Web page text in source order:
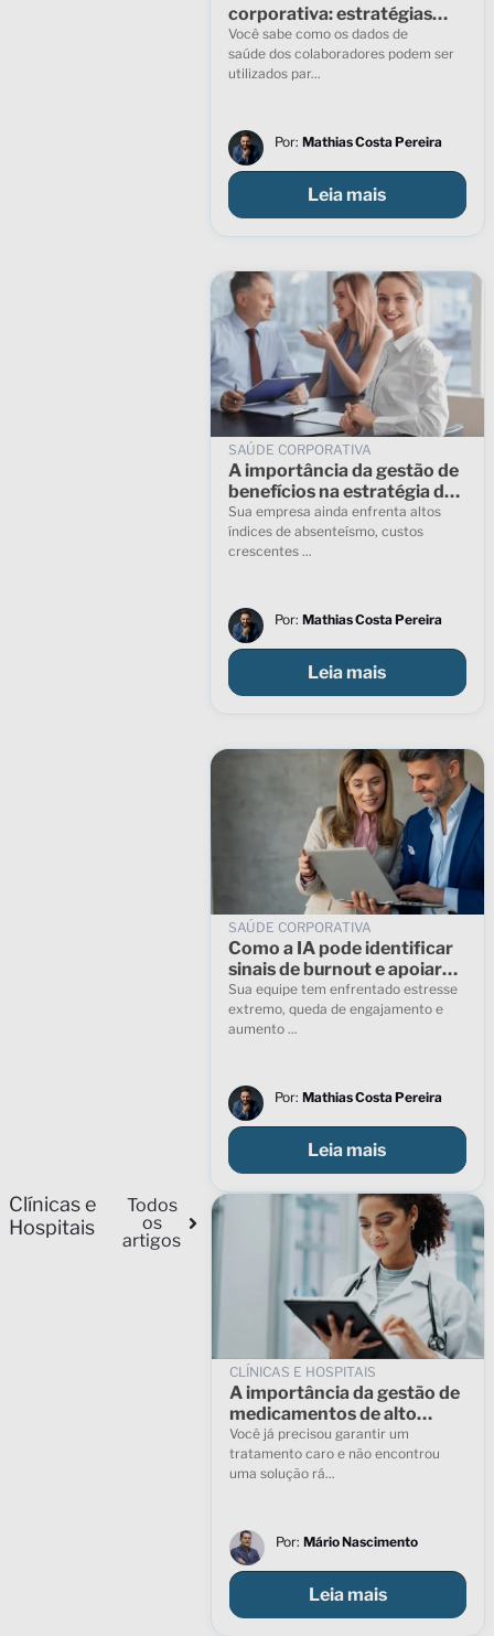
corporativa: estratégias
para reduzir custos e
engajar colaboradores
Você sabe como os dados de
saúde dos colaboradores podem ser
utilizados par...
Por: Mathias Costa Pereira
Leia mais
SAÚDE CORPORATIVA
A importância da gestão de
benefícios na estratégia de
saúde corporativa
Sua empresa ainda enfrenta altos
índices de absenteísmo, custos
crescentes ...
Por: Mathias Costa Pereira
Leia mais
SAÚDE CORPORATIVA
Como a IA pode identificar
sinais de burnout e apoiar
estratégias de bem-estar
corporativo
Sua equipe tem enfrentado estresse
extremo, queda de engajamento e
aumento ...
Por: Mathias Costa Pereira
Leia mais
Clínicas e
Hospitais
Todos
os
artigos
CLÍNICAS E HOSPITAIS
A importância da gestão de
medicamentos de alto
custo
Você já precisou garantir um
tratamento caro e não encontrou
uma solução rá...
Por: Mário Nascimento
Leia mais